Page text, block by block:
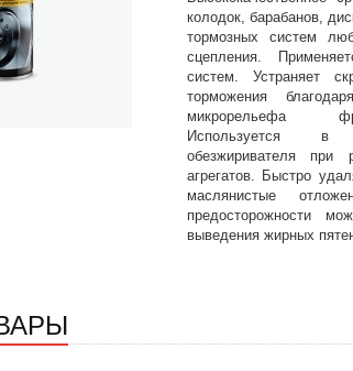
колодок, барабанов,
тормозных систем
сцепления.
систем. Устраняет
торможения
микрорельефа
Используется в
обезжиривателя при
агрегатов. Быстро
маслянистые
предосторожности
выведения жирных